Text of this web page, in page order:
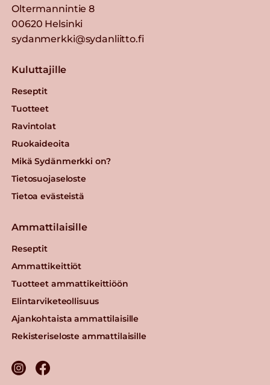
Oltermannintie 8
00620 Helsinki
sydanmerkki@sydanliitto.fi
Kuluttajille
Reseptit
Tuotteet
Ravintolat
Ruokaideoita
Mikä Sydänmerkki on?
Tietosuojaseloste
Tietoa evästeistä
Ammattilaisille
Reseptit
Ammattikeittiöt
Tuotteet ammattikeittiöön
Elintarviketeollisuus
Ajankohtaista ammattilaisille
Rekisteriseloste ammattilaisille